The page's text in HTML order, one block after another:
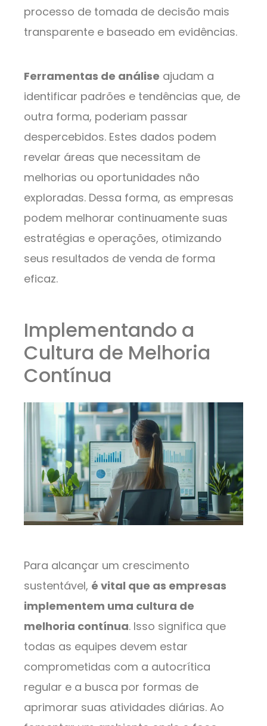
processo de tomada de decisão mais
transparente e baseado em evidências.
Ferramentas de análise ajudam a
identificar padrões e tendências que, de
outra forma, poderiam passar
despercebidos. Estes dados podem
revelar áreas que necessitam de
melhorias ou oportunidades não
exploradas. Dessa forma, as empresas
podem melhorar continuamente suas
estratégias e operações, otimizando
seus resultados de venda de forma
eficaz.
Implementando a
Cultura de Melhoria
Contínua
Para alcançar um crescimento
sustentável, é vital que as empresas
implementem uma cultura de
melhoria contínua. Isso significa que
todas as equipes devem estar
comprometidas com a autocrítica
regular e a busca por formas de
aprimorar suas atividades diárias. Ao